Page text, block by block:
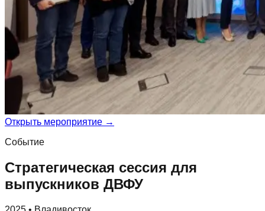
Открыть мероприятие →
Событие
Стратегическая сессия для
выпускников ДВФУ